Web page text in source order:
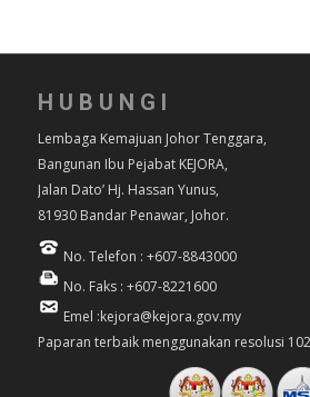
HUBUNGI
Lembaga Kemajuan Johor Tenggara,
Bangunan Ibu Pejabat KEJORA,
Jalan Dato’ Hj. Hassan Yunus,
81930 Bandar Penawar, Johor.
No. Telefon : +607-8843000
No. Faks : +607-8221600
Emel :kejora@kejora.gov.my
Paparan terbaik menggunakan resolusi